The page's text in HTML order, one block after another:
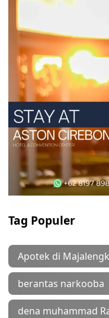
Tag Populer
Apotek di
berantas narkooba
dena muhammad